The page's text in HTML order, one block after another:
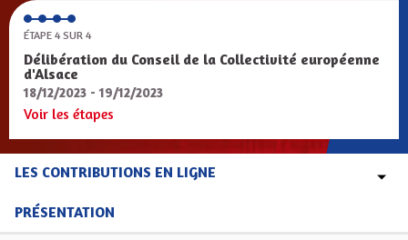
ÉTAPE 4 SUR 4
Délibération du Conseil de la Collectivité européenne
d'Alsace
18/12/2023 - 19/12/2023
Voir les étapes
LES CONTRIBUTIONS EN LIGNE
PRÉSENTATION